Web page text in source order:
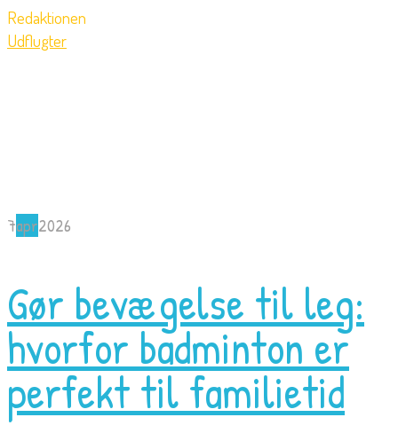
Redaktionen
Udflugter
7apr2026
Gør bevægelse til leg:
hvorfor badminton er
perfekt til familietid